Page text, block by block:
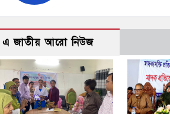
এ জাতীয় আরো নিউজ